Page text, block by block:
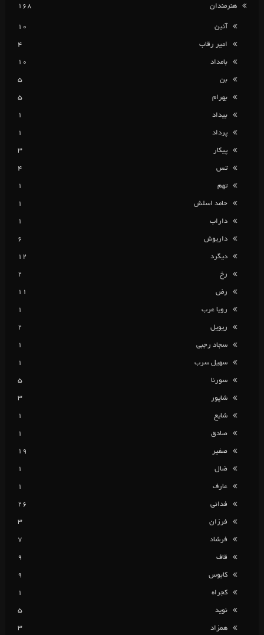
هنرمندان 168
آئین 10
امیر رقاب 4
بامداد 10
بن 5
بهرام 5
بیداد 1
پرداد 1
پیکار 3
تس 4
تهم 1
حامد اسلش 1
داراب 1
داریوش 6
دیگرد 12
رخ 2
رض 11
رویا عرب 1
ریویل 2
سجاد رجبی 1
سهیل سرب 1
سورنا 5
شاپور 3
شایع 1
صادق 1
صفیر 19
ضال 1
عارف 1
فدائی 26
فرزان 3
فرشاد 7
قاف 9
کابوس 9
کجراه 1
نوید 5
همزاد 3